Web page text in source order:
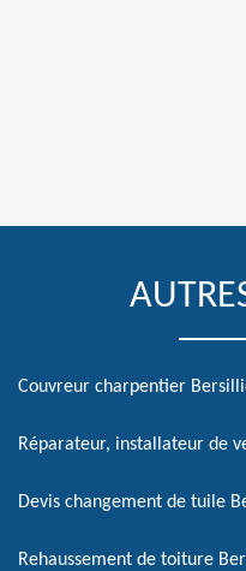
Couvreur charpentier
Réparateur, installateur de
Devis changement de tuile
Rehaussement de toiture